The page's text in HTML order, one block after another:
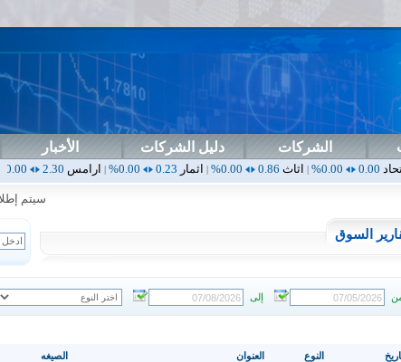
الشركات دليل الشركات الأخبار
|اثاث0.86
|اثمار0.23
0.00%
|ارامس2.30
|اربيل
سيتم إطلاق
السوق
إلى
الصيغه العنوان النوع